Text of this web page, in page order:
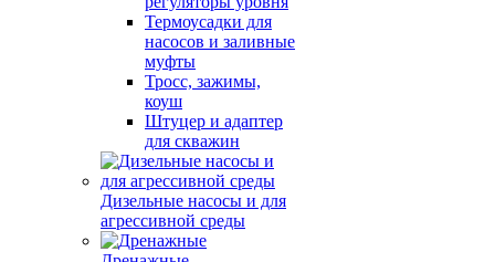
Термоусадки для
насосов и заливные
муфты
Тросс, зажимы,
коуш
Штуцер и адаптер
для скважин
Дизельные насосы и для
агрессивной среды